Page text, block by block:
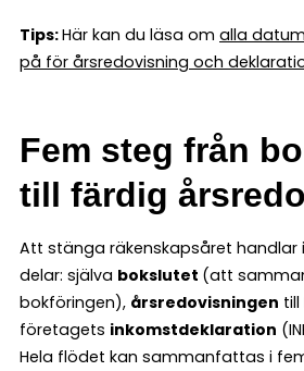
Tips:Här kan du läsa om alla
på för årsredovisning och
Fem steg från
till färdig
Att stänga räkenskapsåret handlar
delar: själva bokslutet (att
bokföringen), årsredovisningen
företagets inkomstdeklaration
Hela flödet kan sammanfattas i